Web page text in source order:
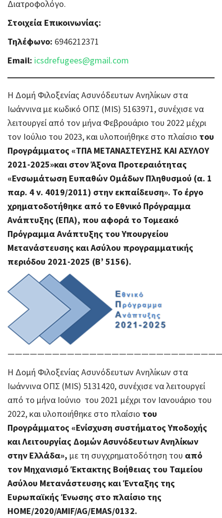
Διατροφολόγο.
Στοιχεία Επικοινωνίας:
Τηλέφωνο: 6946212371
Email: icsdrefugees@gmail.com
Η Δομή Φιλοξενίας Ασυνόδευτων Aνηλίκων στα
Ιωάννινα με κωδικό ΟΠΣ (MIS) 5163971, συνέχισε να
λειτουργεί από τον μήνα Φεβρουάριο του 2022 μέχρι
τον Ιούλιο του 2023, και υλοποιήθηκε στο πλαίσιο του
Προγράμματος «ΤΠΑ ΜΕΤΑΝΑΣΤΕΥΣΗΣ ΚΑΙ ΑΣΥΛΟΥ
2021-2025»και στον Άξονα Προτεραιότητας
«Ενσωμάτωση Ευπαθών Ομάδων Πληθυσμού (α. 1
παρ. 4 ν. 4019/2011) στην εκπαίδευση». Το έργο
χρηματοδοτήθηκε από το Εθνικό Πρόγραμμα
Ανάπτυξης (ΕΠΑ), που αφορά το Τομεακό
Πρόγραμμα Ανάπτυξης του Υπουργείου
Μετανάστευσης και Ασύλου προγραμματικής
περιόδου 2021-2025 (Β’ 5156).
Η Δομή Φιλοξενίας Ασυνόδευτων Ανηλίκων στα
Ιωάννινα ΟΠΣ (MIS) 5131420, συνέχισε να λειτουργεί
από το μήνα Ιούνιο του 2021 μέχρι τον Ιανουάριο του
2022, και υλοποιήθηκε στο πλαίσιο του
Προγράμματος «Ενίσχυση συστήματος Υποδοχής
και Λειτουργίας Δομών Ασυνόδευτων Ανηλίκων
στην Ελλάδα», με τη συγχρηματοδότηση του από
τον Μηχανισμό Έκτακτης Βοήθειας του Ταμείου
Ασύλου Μετανάστευσης και Ένταξης της
Ευρωπαϊκής Ένωσης στο πλαίσιο της
HOME/2020/AMIF/AG/EMAS/0132.